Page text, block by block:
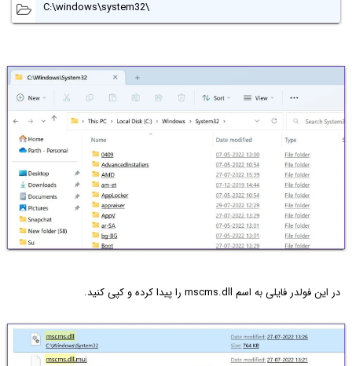
C:\windows\system32\
در این فولدر فایلی به اسم mscms.dll را پیدا کرده و کپی کنید.